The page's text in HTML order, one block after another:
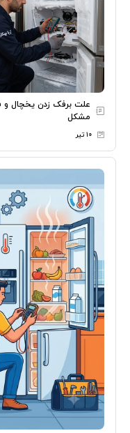
علت برفک زدن یخچال و
مشکل
۱۰ تیر